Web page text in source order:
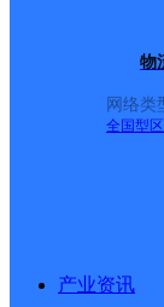
物
网络类
全国型
产业资讯